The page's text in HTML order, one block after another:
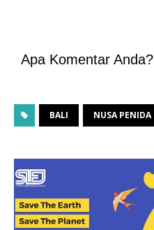
Apa Komentar Anda?
BALI NUSA PENIDA